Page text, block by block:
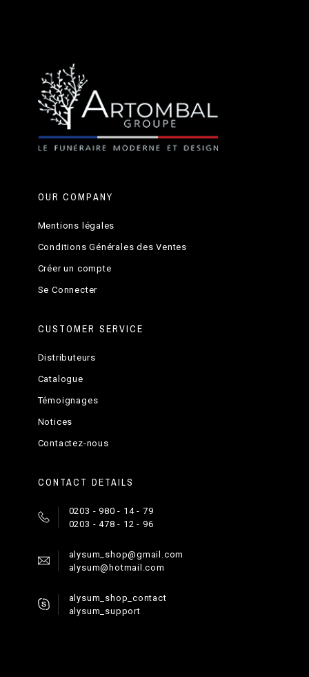
OUR COMPANY
Mentions légales
Conditions Générales des Ventes
Créer un compte
Se Connecter
CUSTOMER SERVICE
Distributeurs
Catalogue
Témoignages
Notices
Contactez-nous
CONTACT DETAILS
0203 - 980 - 14 - 79
0203 - 478 - 12 - 96
alysum_shop@gmail.com
alysum@hotmail.com
alysum_shop_contact
alysum_support